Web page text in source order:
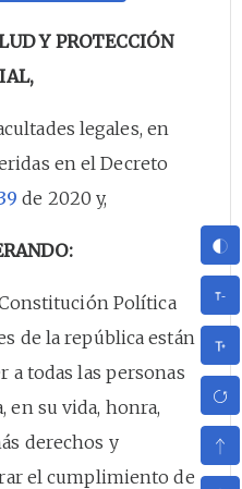
Y PROTECCIÓN
legales, en
en el Decreto
de 2020 y,
Política
de la república están
a todas las personas
en su vida, honra,
derechos y
el cumplimiento de